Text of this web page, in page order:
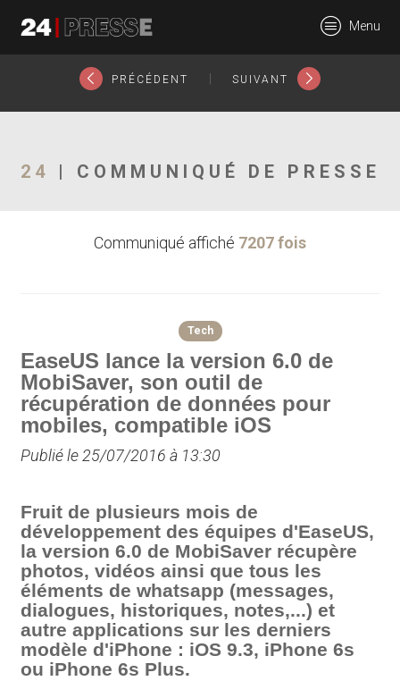
24Presse -
Communiqués de
Menu
PRÉCÉDENT SUIVANT
24 | COMMUNIQUÉ DE PRESSE
Communiqué affiché 7207 fois
Tech
EaseUS lance la version 6.0 de
MobiSaver, son outil de
récupération de données pour
mobiles, compatible iOS
Publié le 25/07/2016 à 13:30
Fruit de plusieurs mois de
développement des équipes d'EaseUS,
la version 6.0 de MobiSaver récupère
photos, vidéos ainsi que tous les
éléments de whatsapp (messages,
dialogues, historiques, notes,...) et
autre applications sur les derniers
modèle d'iPhone : iOS 9.3, iPhone 6s
ou iPhone 6s Plus.